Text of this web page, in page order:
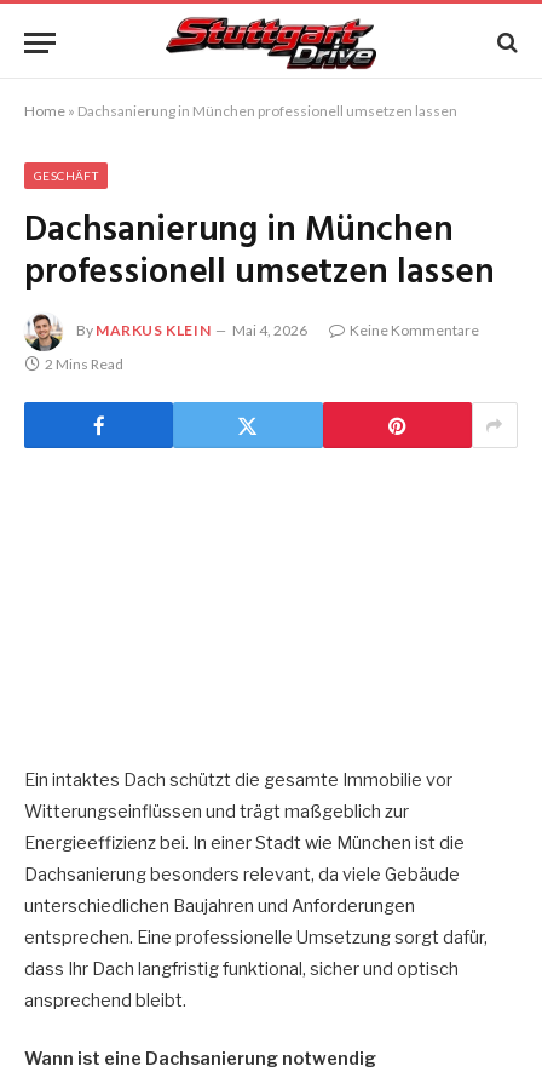
Home » Dachsanierung in München professionell umsetzen lassen
GESCHÄFT
Dachsanierung in München
professionell umsetzen lassen
By MARKUS KLEIN Mai 4, 2026
Keine Kommentare
2 Mins Read
Ein intaktes Dach schützt die gesamte Immobilie vor
Witterungseinflüssen und trägt maßgeblich zur
Energieeffizienz bei. In einer Stadt wie München ist die
Dachsanierung besonders relevant, da viele Gebäude
unterschiedlichen Baujahren und Anforderungen
entsprechen. Eine professionelle Umsetzung sorgt dafür,
dass Ihr Dach langfristig funktional, sicher und optisch
ansprechend bleibt.
Wann ist eine Dachsanierung notwendig